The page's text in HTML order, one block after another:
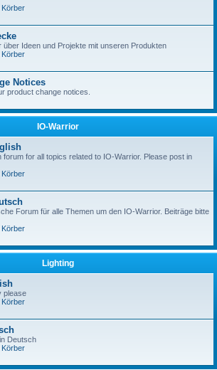
über Ideen und Projekte mit unseren Produkten
Notices
product change notices.
IO-Warrior
forum for all topics related to IO-Warrior. Please post in
Forum für alle Themen um den IO-Warrior. Beiträge bitte
Lighting
please
Deutsch